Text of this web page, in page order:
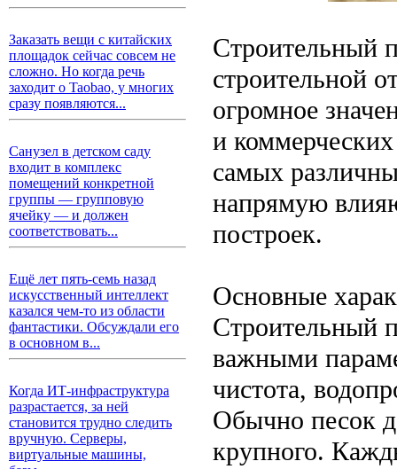
Заказать вещи с китайских
площадок сейчас совсем не
сложно. Но когда речь
заходит о Taobao, у многих
сразу появляются...
Санузел в детском саду
входит в комплекс
помещений конкретной
группы — групповую
ячейку — и должен
соответствовать...
Ещё лет пять-семь назад
искусственный интеллект
казался чем-то из области
фантастики. Обсуждали его
в основном в...
Когда ИТ-инфраструктура
разрастается, за ней
становится трудно следить
вручную. Серверы,
виртуальные машины,
Строительный
строительной
огромное
и
самых
напрямую
построек.
Основные
Строительный
важными
чистота,
Обычно песок
крупного.